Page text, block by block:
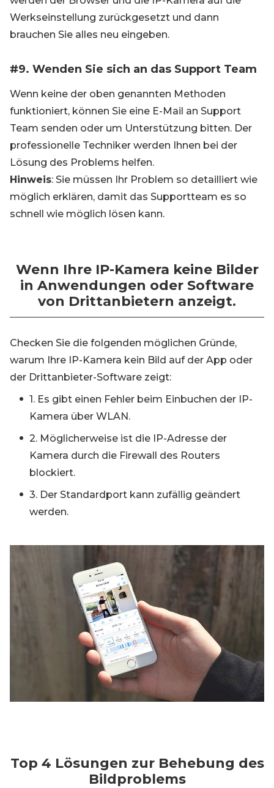
Werkseinstellung zurückgesetzt und dann
brauchen Sie alles neu eingeben.
#9. Wenden Sie sich an das Support Team
Wenn keine der oben genannten Methoden
funktioniert, können Sie eine E-Mail an Support
Team senden oder um Unterstützung bitten. Der
professionelle Techniker werden Ihnen bei der
Lösung des Problems helfen.
Hinweis: Sie müssen Ihr Problem so detailliert wie
möglich erklären, damit das Supportteam es so
schnell wie möglich lösen kann.
Wenn Ihre IP-Kamera keine Bilder
in Anwendungen oder Software
von Drittanbietern anzeigt.
Checken Sie die folgenden möglichen Gründe,
warum Ihre IP-Kamera kein Bild auf der App oder
der Drittanbieter-Software zeigt:
1. Es gibt einen Fehler beim Einbuchen der IP-
Kamera über WLAN.
2. Möglicherweise ist die IP-Adresse der
Kamera durch die Firewall des Routers
blockiert.
3. Der Standardport kann zufällig geändert
werden.
Top 4 Lösungen zur Behebung des
Bildproblems